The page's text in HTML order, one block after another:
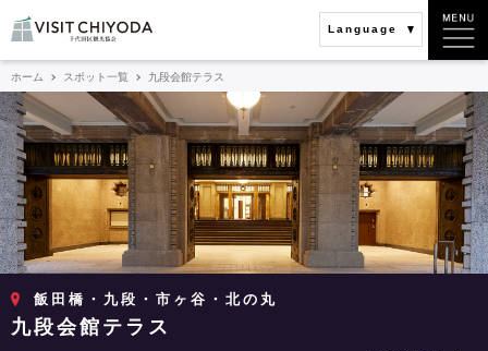
Language
ホーム スポット一覧 九段会館テラス
飯田橋・九段・市ヶ谷・北の丸
九段会館テラス